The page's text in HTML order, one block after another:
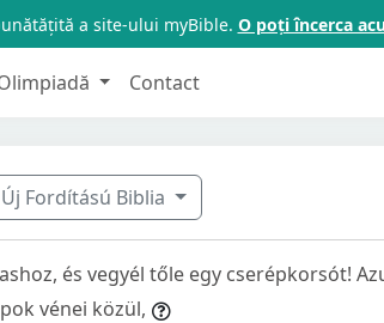
a site-ului myBible. O poți încerca
Contact
Új Fordítású Biblia
és vegyél tőle egy cserépkorsót!
vénei közül,